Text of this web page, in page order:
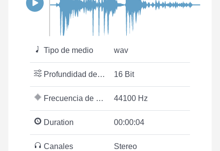
Tipo de medio wav
Profundidad de bits 16 Bit
Frecuencia de muestreo 44100 Hz
Duration 00:00:04
Canales Stereo